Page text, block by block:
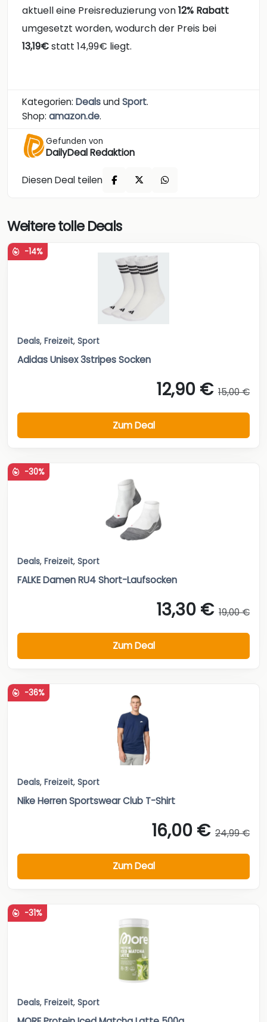
aktuell eine Preisreduzierung von12% Rabatt
umgesetzt worden, wodurch der Preis bei
13,19€statt 14,99€ liegt.
Kategorien: DealsundSport.
Shop: amazon.de.
Gefunden von
DailyDeal Redaktion
Diesen Deal teilen
Weitere tolle Deals
-14%
Deals, Freizeit, Sport
Adidas Unisex 3stripes Socken
12,90 € 15,00 €
Zum Deal
-30%
Deals, Freizeit, Sport
FALKE Damen RU4 Short-Laufsocken
13,30 € 19,00 €
Zum Deal
-36%
Deals, Freizeit, Sport
Nike Herren Sportswear Club T-Shirt
16,00 € 24,99 €
Zum Deal
-31%
Deals, Freizeit, Sport